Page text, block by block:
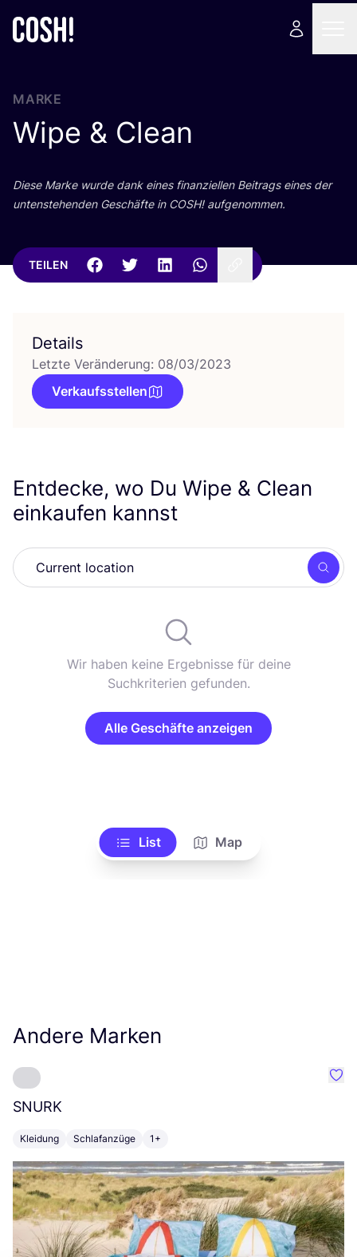
MARKE
Wipe & Clean
Die­se Mar­ke wur­de dank eines finan­zi­el­len Bei­trags eines der
unten­ste­hen­den Geschäf­te in COSH! aufgenommen.
TEILEN
Details
Letzte Veränderung: 08/03/2023
Verkaufsstellen
Entdecke, wo Du Wipe & Clean
einkaufen kannst
Wir haben keine Ergebnisse für deine
Suchkriterien gefunden.
Alle Geschäfte anzeigen
List Map
Andere Marken
SNURK
Kleidung Schlafanzüge 1+